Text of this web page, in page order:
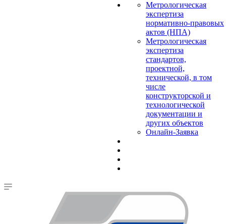
Метрологическая
экспертиза
нормативно-правовых
актов (НПА)
Метрологическая
экспертиза
стандартов,
проектной,
технической, в том
числе
конструкторской и
технологической
документации и
других объектов
Онлайн-Заявка